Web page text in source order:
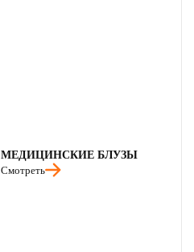
МЕДИЦИНСКИЕ БЛУЗЫ
Смотреть